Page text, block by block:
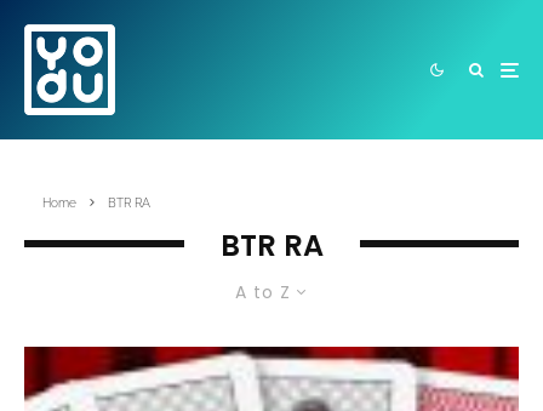
Home BTR RA
BTR RA
A to Z